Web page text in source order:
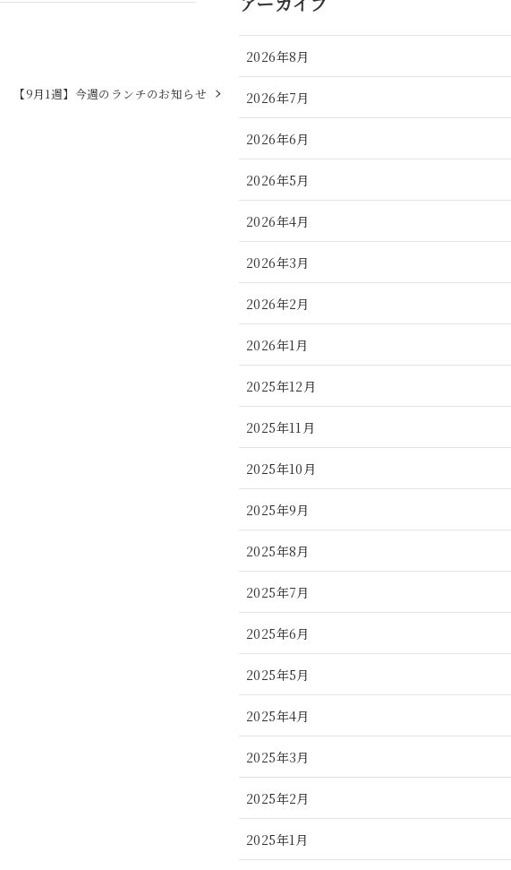
【9月1週】今週のランチのお知らせ
2026年8月
2026年7月
2026年6月
2026年5月
2026年4月
2026年3月
2026年2月
2026年1月
2025年12月
2025年11月
2025年10月
2025年9月
2025年8月
2025年7月
2025年6月
2025年5月
2025年4月
2025年3月
2025年2月
2025年1月